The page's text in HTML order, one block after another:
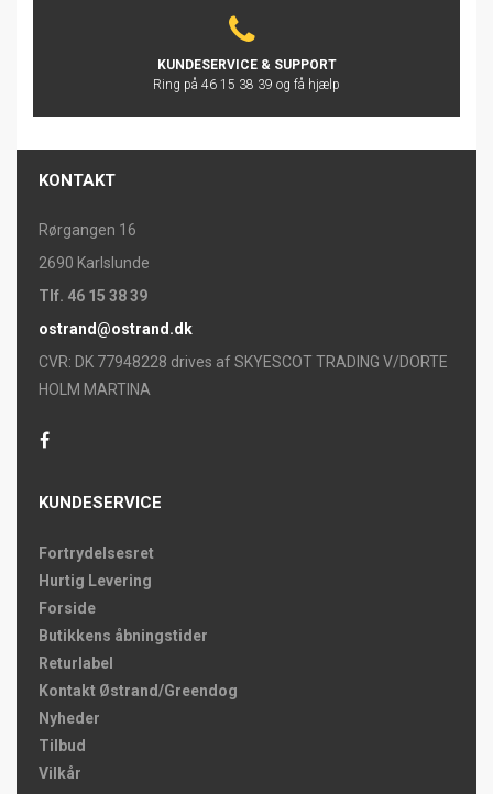
KUNDESERVICE & SUPPORT
Ring på 46 15 38 39 og få hjælp
KONTAKT
Rørgangen 16
2690 Karlslunde
Tlf. 46 15 38 39
ostrand@ostrand.dk
CVR: DK 77948228 drives af SKYESCOT TRADING V/DORTE
HOLM MARTINA
KUNDESERVICE
Fortrydelsesret
Hurtig Levering
Forside
Butikkens åbningstider
Returlabel
Kontakt Østrand/Greendog
Nyheder
Tilbud
Vilkår